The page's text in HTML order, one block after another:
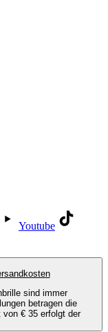
Youtube
sind immer
betragen die
von € 35 erfolgt der